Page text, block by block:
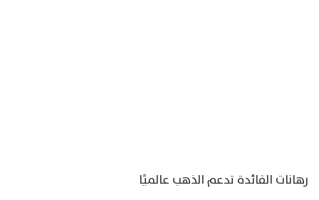
رهانات الفائدة تدعم الذهب عالميًا